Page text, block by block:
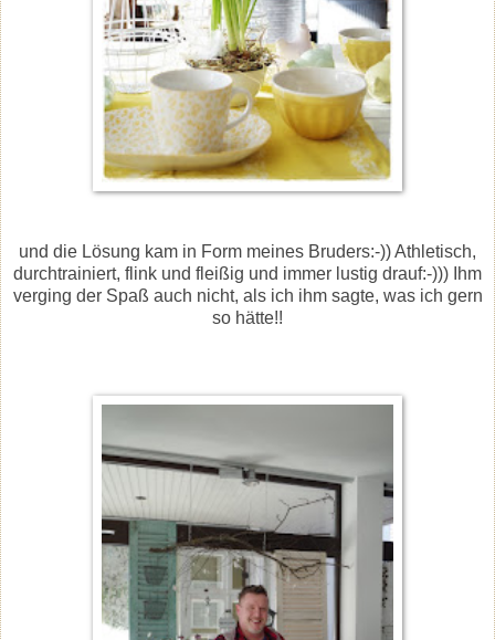
und die Lösung kam in Form meines Bruders:-)) Athletisch,
durchtrainiert, flink und fleißig und immer lustig drauf:-))) Ihm
verging der Spaß auch nicht, als ich ihm sagte, was ich gern
so hätte!!